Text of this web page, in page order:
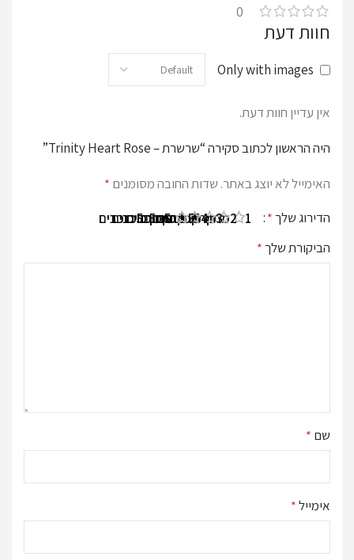
0
חוות דעת
Only with images
אין עדיין חוות דעת.
היה הראשון לכתוב סקירה “שרשרת – Trinity Heart Rose”
האימייל לא יוצג באתר. שדות החובה מסומנים *
הדירוג שלך* 1 מתוך 5 כוכבים 2 מתוך 5 כוכבים 3 מתוך 5 כוכבים 4 מתוך 5 כוכבים 5 מתוך 5 כוכבים
הביקורת שלך*
שם *
אימייל*